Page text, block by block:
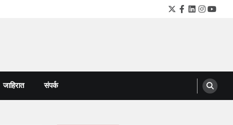
Twitter
Facebook
LinkedIn
जाहिरात संपर्क